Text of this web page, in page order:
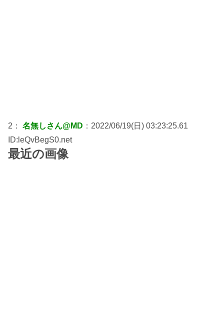
2： 名無しさん@MD ：2022/06/19(日) 03:23:25.61
ID:leQvBegS0.net
最近の画像